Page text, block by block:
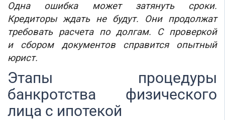
Одна ошибка может затянуть сроки.
Кредиторы ждать не будут. Они продолжат
требовать расчета по долгам. С проверкой
и сбором документов справится опытный
юрист.
Этапы процедуры
банкротства физического
лица с ипотекой